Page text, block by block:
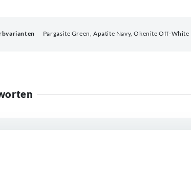
Pargasite Green, Apatite Navy, Okenite Off-White